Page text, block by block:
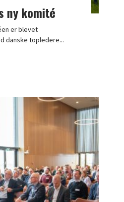
ny komité
er blevet
danske topledere...